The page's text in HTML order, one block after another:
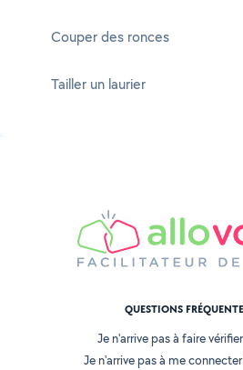
Couper des ronces
Tailler un laurier
QUESTIONS
Je n'arrive pas à faire
Je n'arrive pas à me